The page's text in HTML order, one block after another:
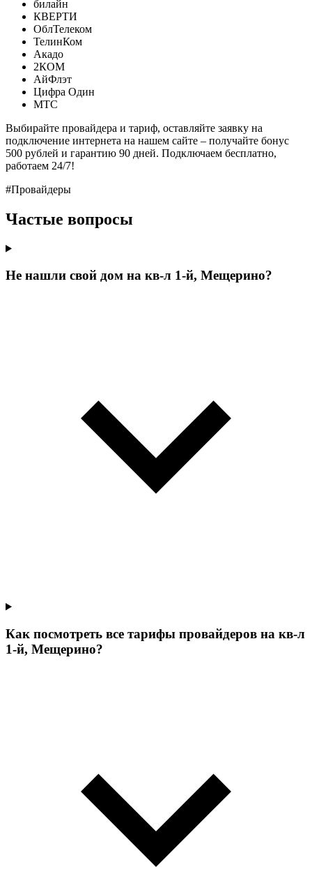
билайн
КВЕРТИ
ОблТелеком
ТелинКом
Акадо
2КОМ
АйФлэт
Цифра Один
МТС
Выбирайте провайдера и тариф, оставляйте заявку на
подключение интернета на нашем сайте – получайте бонус
500 рублей и гарантию 90 дней. Подключаем бесплатно,
работаем 24/7!
#Провайдеры
Частые вопросы
Не нашли свой дом на кв-л 1-й, Мещерино?
Как посмотреть все тарифы провайдеров на кв-л
1-й, Мещерино?